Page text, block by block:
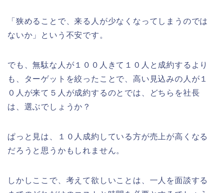
「狭めることで、来る人が少なくなってしまうのでは
ないか」という不安です。
でも、無駄な人が１００人きて１０人と成約するより
も、ターゲットを絞ったことで、高い見込みの人が１
０人が来て５人が成約するのとでは、どちらを社長
は、選ぶでしょうか？
ぱっと見は、１０人成約している方が売上が高くなる
だろうと思うかもしれません。
しかしここで、考えて欲しいことは、一人を面談する